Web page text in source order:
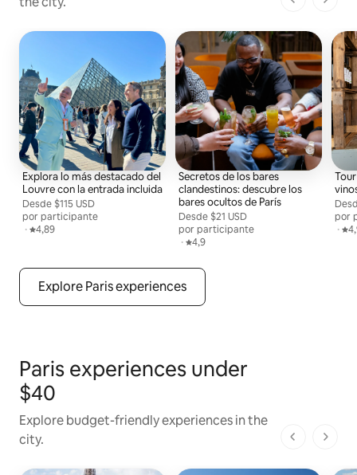
1 de 1
Explora lo más destacado del
Louvre con la entrada incluida
Desde $115 USD
por participante
Desde $115 USD por persona
·Calificación promedio: 4,89 de 5
4,89
Secretos de los bares
clandestinos: descubre los
bares ocultos de París
Desde $21 USD
por participante
Desde $21 USD por persona
·Calificación promedio: 4,9 de 5
4,9
por
·
Explore Paris experiences
Paris experiences under
$40
Explore budget-friendly experiences in the
city.
1 de 1